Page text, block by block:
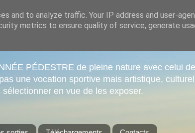
PÉDESTRE de pleine nature avec celui
une vocation sportive mais artistique,
en vue de les exposer.
and to analyze traffic. Your IP address and user-
metrics to ensure quality of service, generate